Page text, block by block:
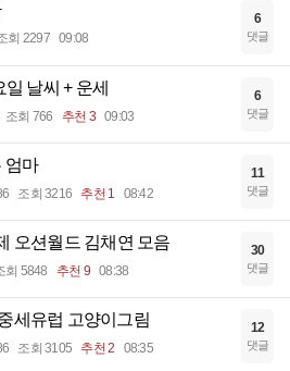
회 2297 09:08
6
댓글
날씨 + 운세
조회 766 추천 3 09:03
6
댓글
엄마
조회 3216 추천 1 08:42
11
댓글
오션월드 김채연 모음
회 5848 추천 9 08:38
30
댓글
세유럽 고양이그림
조회 3105 추천 2 08:35
12
댓글